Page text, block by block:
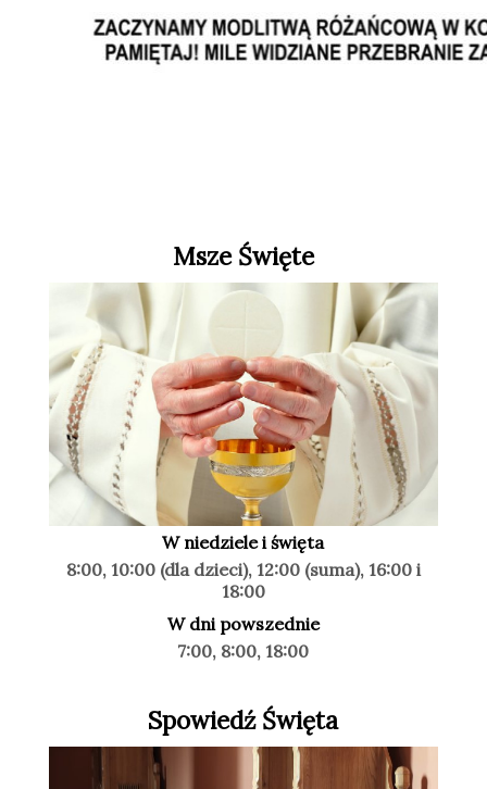
Msze Święte
W niedziele i święta
8:00, 10:00 (dla dzieci), 12:00 (suma), 16:00 i
18:00
W dni powszednie
7:00, 8:00, 18:00
Spowiedź Święta